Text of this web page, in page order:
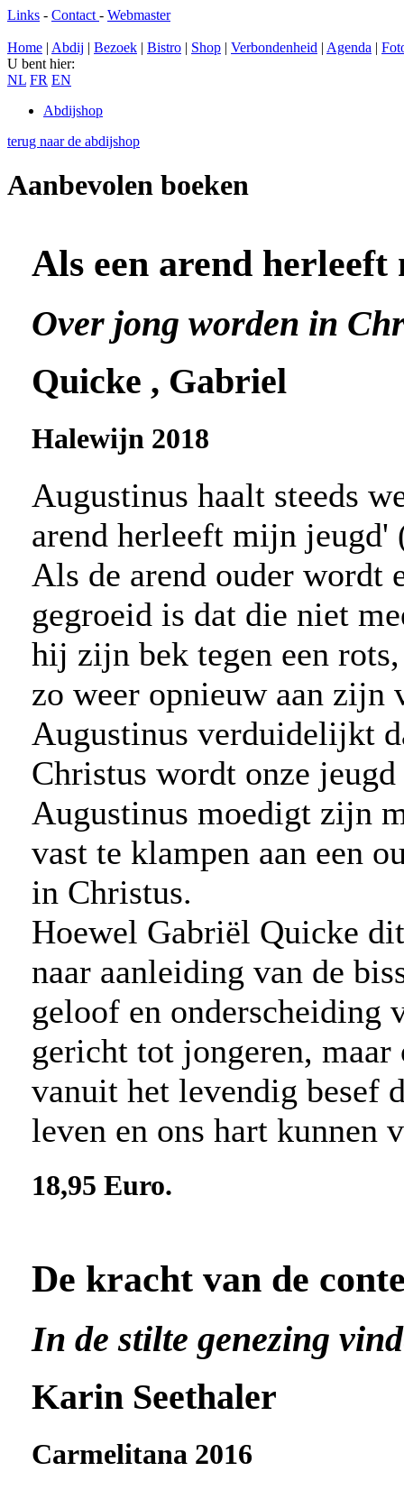
Links - Contact - Webmaster
Home | Abdij | Bezoek | Bistro | Shop | Verbondenheid | Agenda |
U bent hier:
NL FR EN
Abdijshop
terug naar de abdijshop
Aanbevolen boeken
Als een arend
Over jong worden in
Quicke , Gabriel
Halewijn 2018
Augustinus haalt steeds
arend herleeft mijn jeugd'
Als de arend ouder wordt
gegroeid is dat die niet
hij zijn bek tegen een
zo weer opnieuw aan zijn
Augustinus verduidelijkt
Christus wordt onze
Augustinus moedigt zijn
vast te klampen aan een
in Christus.
Hoewel Gabriël Quicke
naar aanleiding van de
geloof en onderscheiding
gericht tot jongeren, maar
vanuit het levendig besef
leven en ons hart kunnen
18,95 Euro.
De kracht van de
In de stilte genezing
Karin Seethaler
Carmelitana 2016